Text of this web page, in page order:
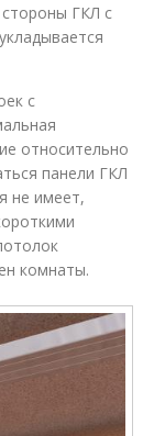
ГКЛ с
с
относительно
панели ГКЛ
не имеет,
комнаты.